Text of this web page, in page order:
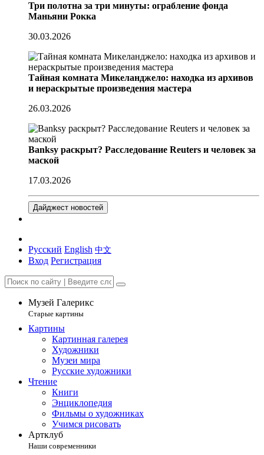
Три полотна за три минуты: ограбление фонда
Маньяни Рокка
30.03.2026
Тайная комната Микеланджело: находка из архивов
и нераскрытые произведения мастера
26.03.2026
Banksy раскрыт? Расследование Reuters и человек за
маской
17.03.2026
Дайджест новостей
Русский English 中文
Вход Регистрация
Музей Галерикс
Старые картины
Картины
Картинная галерея
Художники
Музеи мира
Русские художники
Чтение
Книги
Энциклопедия
Фильмы о художниках
Учимся рисовать
Артклуб
Наши современники